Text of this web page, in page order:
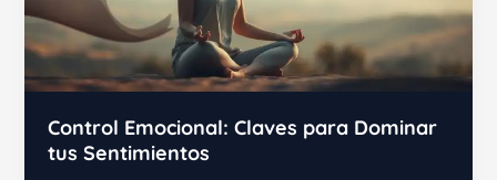
Control Emocional: Claves para Dominar
tus Sentimientos